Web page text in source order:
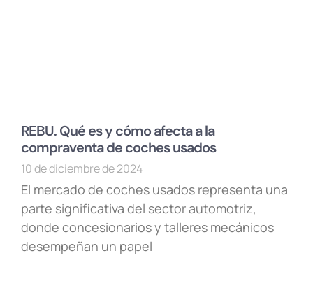
REBU. Qué es y cómo afecta a la
compraventa de coches usados
10 de diciembre de 2024
El mercado de coches usados representa una
parte significativa del sector automotriz,
donde concesionarios y talleres mecánicos
desempeñan un papel